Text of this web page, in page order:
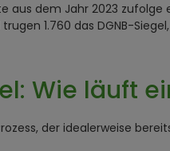
aus dem Jahr 2023
1.760 das DGNB-
Wie läuft
der idealerweise